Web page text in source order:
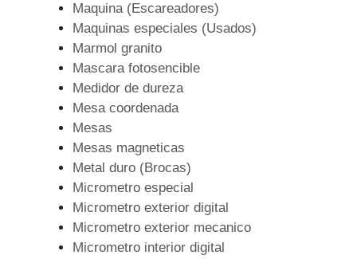
Maquina (Escareadores)
Maquinas especiales (Usados)
Marmol granito
Mascara fotosencible
Medidor de dureza
Mesa coordenada
Mesas
Mesas magneticas
Metal duro (Brocas)
Micrometro especial
Micrometro exterior digital
Micrometro exterior mecanico
Micrometro interior digital